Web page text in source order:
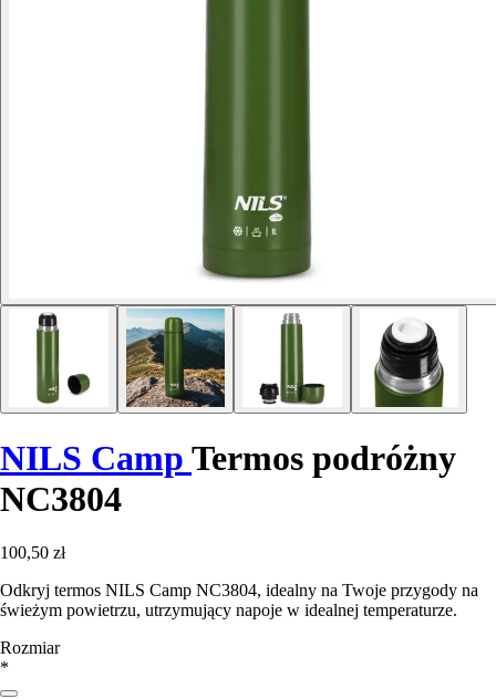
NILS Camp Termos podróżny
NC3804
100,50 zł
Odkryj termos NILS Camp NC3804, idealny na Twoje przygody na
świeżym powietrzu, utrzymujący napoje w idealnej temperaturze.
Rozmiar
*